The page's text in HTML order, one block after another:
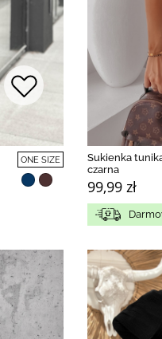
ONE SIZE
Sukienka
czarna
99,99 zł